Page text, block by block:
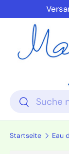
Direkt zum
Suchen
Suchen
Startseite Eau